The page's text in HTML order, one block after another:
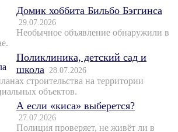
Домик хоббита Бильбо Бэггинса
29.07.2026
Необычное объявление обнаружили в
Поликлиника, детский сад и
школа 28.07.2026
строительства на территории
объектов.
А если «киса» выберется?
27.07.2026
Полиция проверяет, не живёт ли в